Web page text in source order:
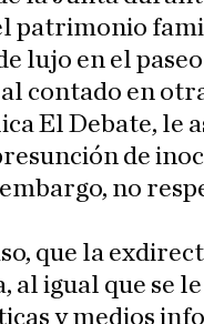
patrimonio
lujo en el
contado en
El Debate, le
de
no
que la
al igual que se
y medios